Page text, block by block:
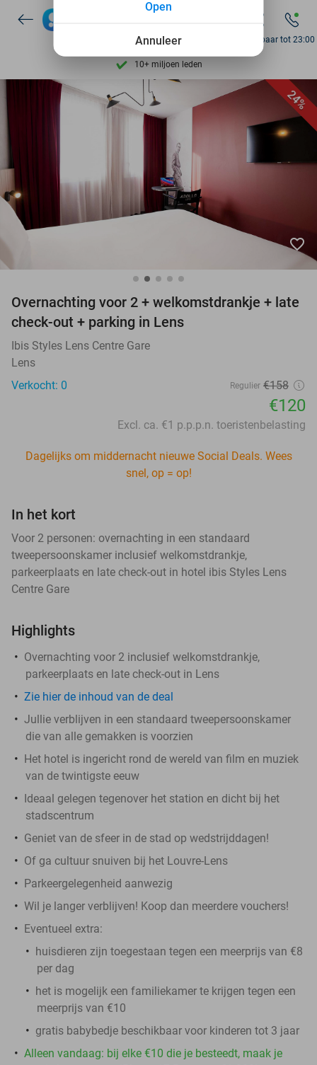
7 dagen per week beschikbaar
10+ miljoen leden
9,4 op basis van
Ontdek 15.000+ deals
7 dagen per week beschikbaar
10+ miljoen leden
Bereikbaar tot 23:00
24%
favorite_border
Overnachting voor 2 + welkomstdrankje + late
check-out + parking in Lens
Ibis Styles Lens Centre Gare
Lens
Verkocht: 0
Regulier €158
€120
Excl. ca. €1 p.p.p.n. toeristenbelasting
Dagelijks om middernacht nieuwe Social Deals. Wees
snel, op = op!
In het kort
Voor 2 personen: overnachting in een standaard
tweepersoonskamer inclusief welkomstdrankje,
parkeerplaats en late check-out in hotel ibis Styles Lens
Centre Gare
Highlights
Overnachting voor 2 inclusief welkomstdrankje,
parkeerplaats en late check-out in Lens
Zie hier de inhoud van de deal
Jullie verblijven in een standaard tweepersoonskamer
die van alle gemakken is voorzien
Het hotel is ingericht rond de wereld van film en muziek
van de twintigste eeuw
Ideaal gelegen tegenover het station en dicht bij het
stadscentrum
Geniet van de sfeer in de stad op wedstrijddagen!
Of ga cultuur snuiven bij het Louvre-Lens
Parkeergelegenheid aanwezig
Wil je langer verblijven! Koop dan meerdere vouchers!
Eventueel extra:
huisdieren zijn toegestaan tegen een meerprijs van €8
per dag
het is mogelijk een familiekamer te krijgen tegen een
meerprijs van €10
gratis babybedje beschikbaar voor kinderen tot 3 jaar
Alleen vandaag: bij elke €10 die je besteedt, maak je
Annuleer
Open